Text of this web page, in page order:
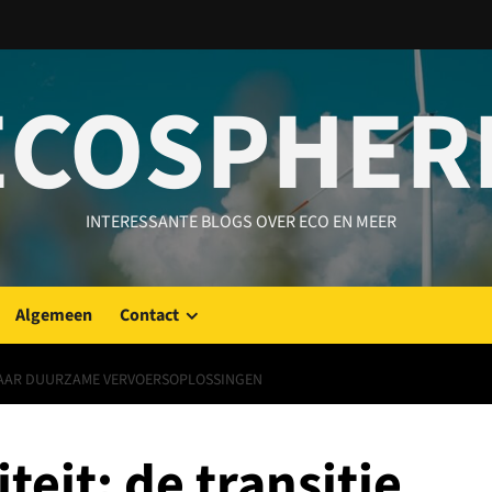
INTERESSANTE BLOGS OVER ECO EN MEER
Algemeen Contact
DUURZAME VERVOERSOPLOSSINGEN